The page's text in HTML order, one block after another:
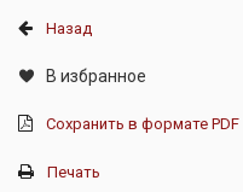
Назад
В избранное
Сохранить в формате PDF
Печать